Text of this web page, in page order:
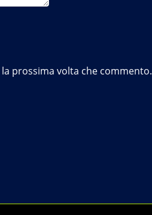
prossima volta che commento.